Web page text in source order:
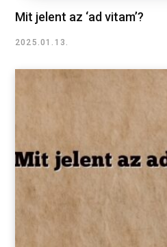
Mit jelent az ‘ad vitam’?
2025.01.13.